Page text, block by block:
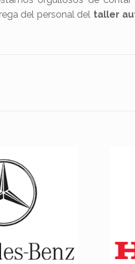
del personal del taller